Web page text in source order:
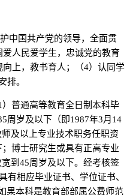
中国共产党的领导，全面贯
人民爱学生，忠诚党的教育
上，教书育人；（4）认同学
排。
）普通高等教育全日制本科毕
周岁及以下（即1987年3月14
及以上专业技术职务任职资
博士研究生或具有正高专业
到45周岁及以下。经考核签
有相应毕业证书、学位证书、
果本科是教育部部属公费师范